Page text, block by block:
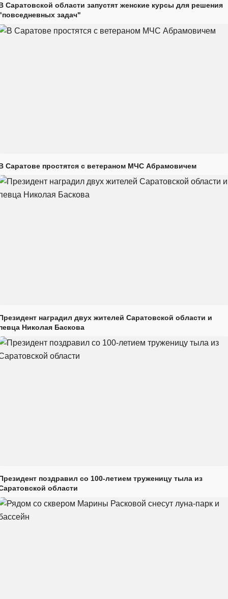
Саратовской области запустят женские курсы для решения
задач"
Саратове простятся с ветераном МЧС Абрамовичем
наградил двух жителей Саратовской области и
Николая Баскова
поздравил со 100-летием труженицу тыла из
области